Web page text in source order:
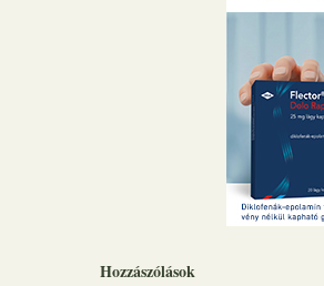
Hozzászólások